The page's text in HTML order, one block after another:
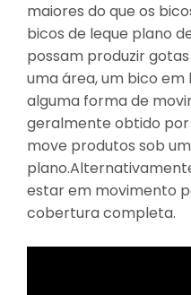
maiores do que os
bicos de leque plano
possam produzir
uma área, um bico
alguma forma de
geralmente obtido
move produtos sob
estar em movimento
cobertura completa.